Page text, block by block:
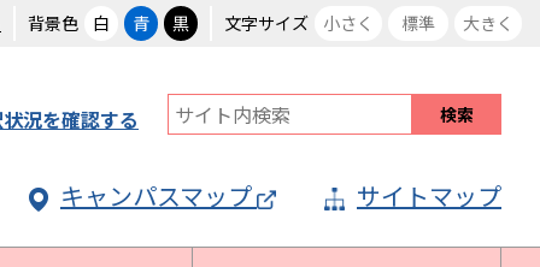
背景色 白 青 黒 文字サイズ 小さく 標準 大きく
況を確認する
キャンパスマップ サイトマップ